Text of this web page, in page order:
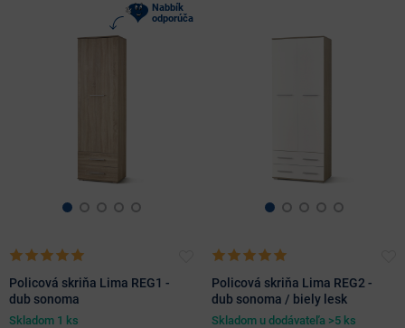
Nabbík
odporúča
Policová skriňa Lima REG1 -
dub sonoma
Skladom 1 ks
Policová skriňa Lima REG2 -
dub sonoma / biely lesk
Skladom u dodávateľa >5 ks